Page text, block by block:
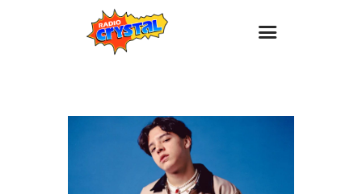
Estaciones
Promociones